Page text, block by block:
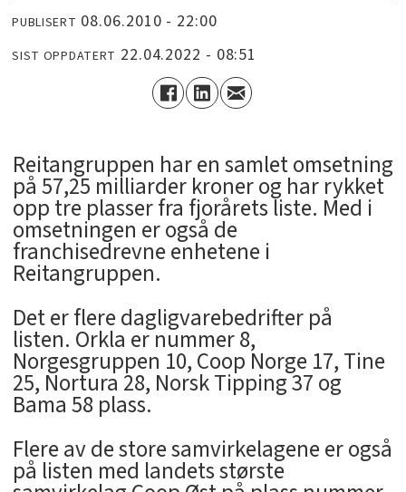
PUBLISERT 08.06.2010 - 22:00
SIST OPPDATERT 22.04.2022 - 08:51
Reitangruppen har en samlet omsetning
på 57,25 milliarder kroner og har rykket
opp tre plasser fra fjorårets liste. Med i
omsetningen er også de
franchisedrevne enhetene i
Reitangruppen.
Det er flere dagligvarebedrifter på
listen. Orkla er nummer 8,
Norgesgruppen 10, Coop Norge 17, Tine
25, Nortura 28, Norsk Tipping 37 og
Bama 58 plass.
Flere av de store samvirkelagene er også
på listen med landets største